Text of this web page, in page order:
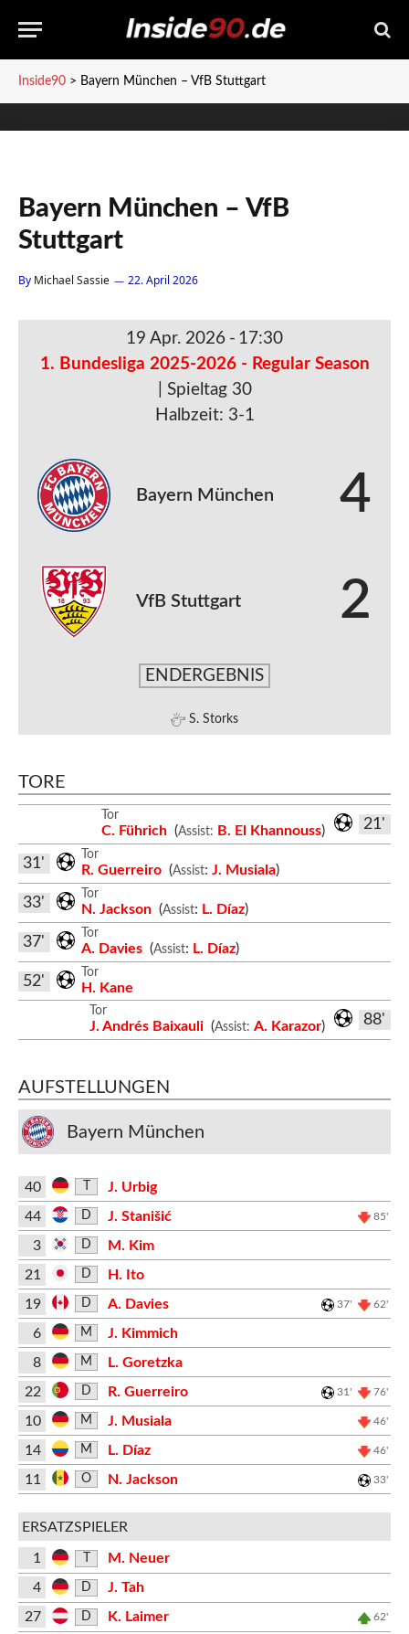
Inside90 > Bayern München – VfB Stuttgart
Bayern München – VfB
Stuttgart
By Michael Sassie 22. April 2026
19 Apr. 2026 - 17:30
1. Bundesliga 2025-2026 - Regular Season
| Spieltag 30
Halbzeit: 3-1
Bayern München 4
VfB Stuttgart 2
ENDERGEBNIS
S. Storks
TORE
21'
Tor
C. Führich (Assist: B. El Khannouss)
Tor
R. Guerreiro (Assist: J. Musiala)
31'
Tor
N. Jackson (Assist: L. Díaz)
33'
Tor
A. Davies (Assist: L. Díaz)
37'
Tor
H. Kane
52'
88'
Tor
J. Andrés Baixauli (Assist: A. Karazor)
AUFSTELLUNGEN
Bayern München
40
J. Urbig
44
D J. Stanišić 85'
3 D
M. Kim
21
D
H. Ito
19
D A. Davies 37' 62'
6 M
J. Kimmich
8
M
L. Goretzka
22
D R. Guerreiro 31' 76'
10 M J. Musiala 46'
14 M L. Díaz 46'
11 O N. Jackson 33'
ERSATZSPIELER
1
M. Neuer
4
D
J. Tah
27
D K. Laimer 62'